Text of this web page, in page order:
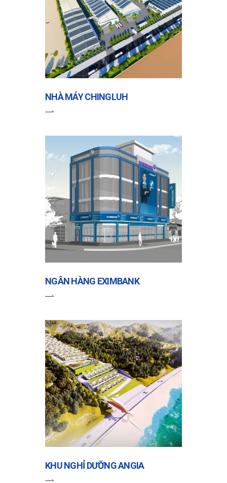
NHÀ MÁY CHINGLUH
NGÂN HÀNG EXIMBANK
KHU NGHỈ DƯỠNG ANGIA